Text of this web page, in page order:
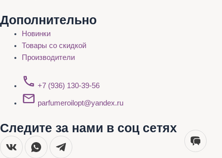
Дополнительно
Новинки
Товары со скидкой
Производители
+7 (936) 130-39-56
parfumeroilopt@yandex.ru
Следите за нами в соц сетях